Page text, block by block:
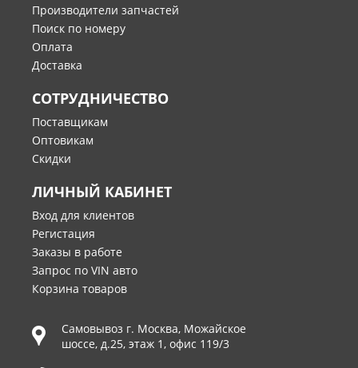
Производители запчастей
Поиск по номеру
Оплата
Доставка
СОТРУДНИЧЕСТВО
Поставщикам
Оптовикам
Скидки
ЛИЧНЫЙ КАБИНЕТ
Вход для клиентов
Регистация
Заказы в работе
Запрос по VIN авто
Корзина товаров
Самовывоз г. Москва, Можайское
шоссе, д.25, этаж 1, офис 119/3